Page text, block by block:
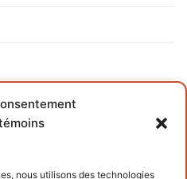
nous utilisons des technologies